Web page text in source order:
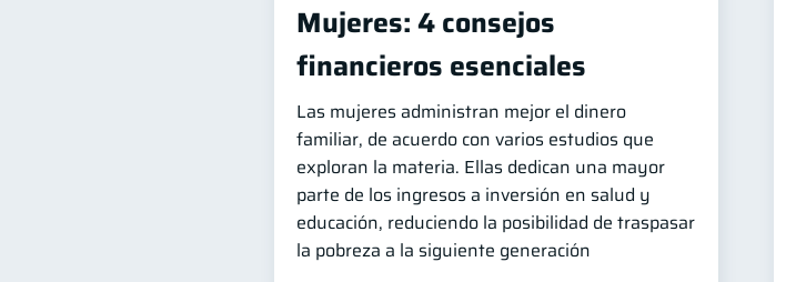
Mujeres: 4 consejos
financieros esenciales
Las mujeres administran mejor el dinero
familiar, de acuerdo con varios estudios que
exploran la materia. Ellas dedican una mayor
parte de los ingresos a inversión en salud y
educación, reduciendo la posibilidad de traspasar
la pobreza a la siguiente generación